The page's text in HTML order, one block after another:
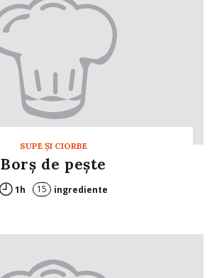
SUPE ŞI CIORBE
Borș de peşte
1h 15 ingrediente